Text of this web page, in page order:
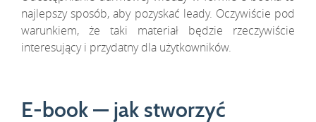
najlepszy sposób, aby pozyskać leady. Oczywiście pod
warunkiem, że taki materiał będzie rzeczywiście
interesujący i przydatny dla użytkowników.
E-book — jak stworzyć